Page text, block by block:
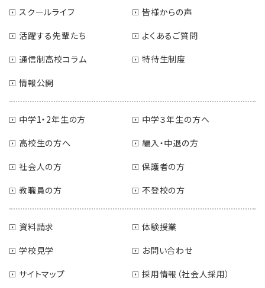
スクールライフ
皆様からの声
活躍する先輩たち
よくあるご質問
通信制高校コラム
特待生制度
情報公開
中学1・2年生の方
中学３年生の方へ
高校生の方へ
編入・中退の方
社会人の方
保護者の方
教職員の方
不登校の方
資料請求
体験授業
学校見学
お問い合わせ
サイトマップ
採用情報（社会人採用）